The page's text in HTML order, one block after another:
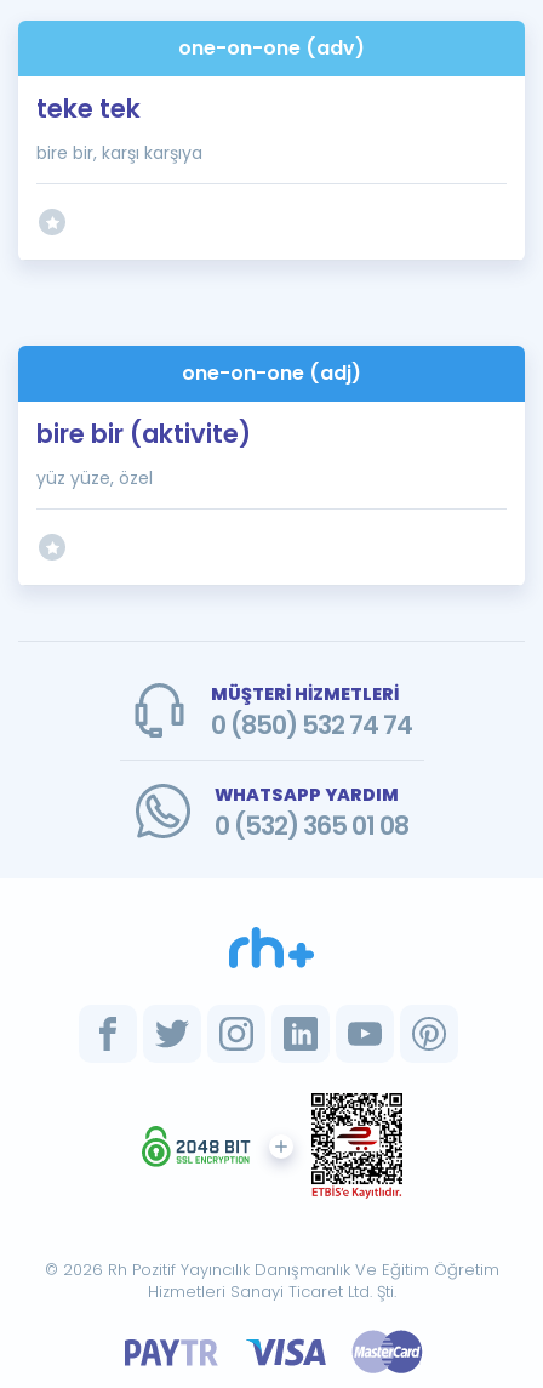
İngilizce Gramerone-on-one (adv)
teke tek
bire bir, karşı karşıya
one-on-one (adj)
bire bir (aktivite)
yüz yüze, özel
MÜŞTERİ HİZMETLERİ
0 (850) 532 74 74
WHATSAPP YARDIM
0 (532) 365 01 08
© 2026 Rh Pozitif Yayıncılık Danışmanlık Ve Eğitim Öğretim
Hizmetleri Sanayi Ticaret Ltd. Şti.